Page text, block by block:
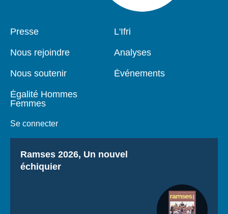
Pied
Presse
Nous rejoindre
Nous soutenir
Égalité Hommes
Femmes
Se connecter
Navigation
L'Ifri
Analyses
Événements
Titre
Ramses 2026, Un nouvel
échiquier